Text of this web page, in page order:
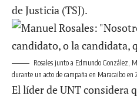
de Justicia (TSJ).
Rosales junto a Edmundo González,
durante un acto de campaña en Maracaibo en
El líder de UNT considera